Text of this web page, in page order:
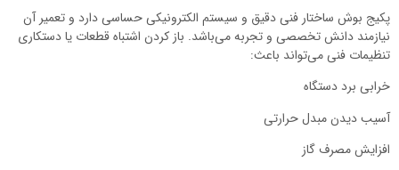
پکیج بوش ساختار فنی دقیق و سیستم الکترونیکی حساسی دارد و تعمیر آن
نیازمند دانش تخصصی و تجربه می‌باشد. باز کردن اشتباه قطعات یا دستکاری
تنظیمات فنی می‌تواند باعث:
خرابی برد دستگاه
آسیب دیدن مبدل حرارتی
افزایش مصرف گاز